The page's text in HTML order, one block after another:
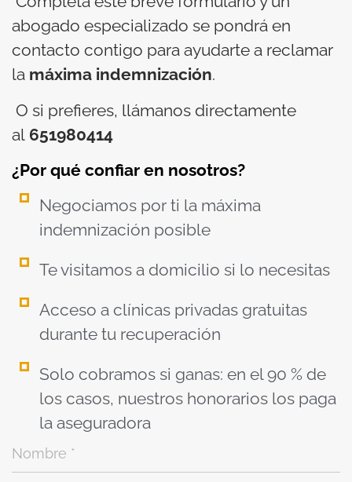
abogado especializado se pondrá en
contacto contigo para ayudarte a reclamar
la máxima indemnización.
O si prefieres, llámanos directamente
al 651980414
¿Por qué confiar en nosotros?
Negociamos por ti la máxima
indemnización posible
Te visitamos a domicilio si lo necesitas
Acceso a clínicas privadas gratuitas
durante tu recuperación
Solo cobramos si ganas: en el 90 % de
los casos, nuestros honorarios los paga
la aseguradora